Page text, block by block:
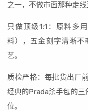
之一，不做市面那种走线
只做顶级1:1：原料多
料），五金刻字清晰不
艺。
质检严格：每批货出厂
经典的Prada杀手包的三
位。